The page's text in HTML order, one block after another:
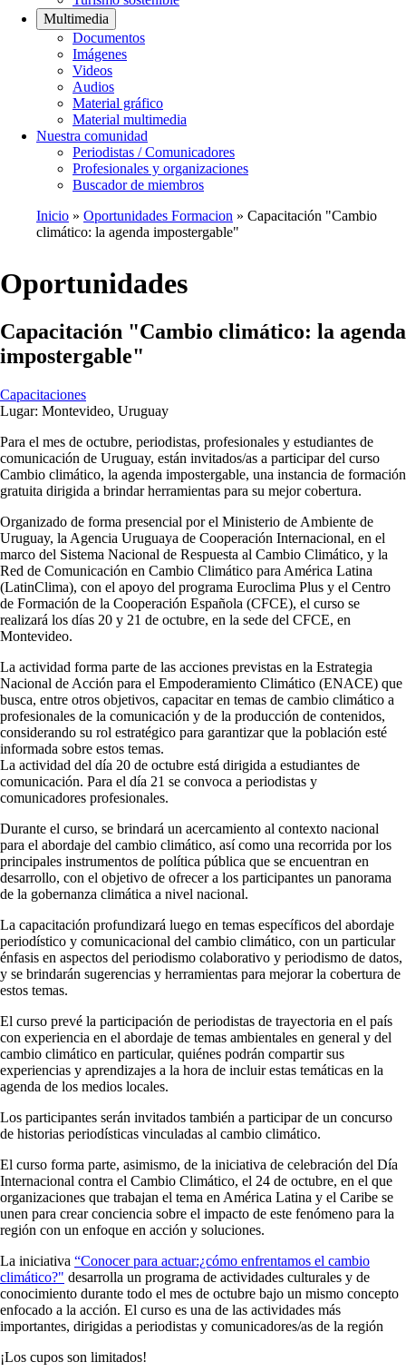
Multimedia
Documentos
Imágenes
Videos
Audios
Material gráfico
Material multimedia
Nuestra comunidad
Periodistas / Comunicadores
Profesionales y organizaciones
Buscador de miembros
Ruta
navegación
Inicio Oportunidades Formacion
Capacitación "Cambio
climático: la agenda impostergable"
Oportunidades
Capacitación "Cambio climático: la agenda
impostergable"
Capacitaciones
Lugar: Montevideo, Uruguay
Para el mes de octubre, periodistas, profesionales y estudiantes de
comunicación de Uruguay, están invitados/as a participar del curso
Cambio climático, la agenda impostergable, una instancia de formación
gratuita dirigida a brindar herramientas para su mejor cobertura.
Organizado de forma presencial por el Ministerio de Ambiente de
Uruguay, la Agencia Uruguaya de Cooperación Internacional, en el
marco del Sistema Nacional de Respuesta al Cambio Climático, y la
Red de Comunicación en Cambio Climático para América Latina
(LatinClima), con el apoyo del programa Euroclima Plus y el Centro
de Formación de la Cooperación Española (CFCE), el curso se
realizará los días 20 y 21 de octubre, en la sede del CFCE, en
Montevideo.
La actividad forma parte de las acciones previstas en la Estrategia
Nacional de Acción para el Empoderamiento Climático (ENACE) que
busca, entre otros objetivos, capacitar en temas de cambio climático a
profesionales de la comunicación y de la producción de contenidos,
considerando su rol estratégico para garantizar que la población esté
informada sobre estos temas.
La actividad del día 20 de octubre está dirigida a estudiantes de
comunicación. Para el día 21 se convoca a periodistas y
comunicadores profesionales.
Durante el curso, se brindará un acercamiento al contexto nacional
para el abordaje del cambio climático, así como una recorrida por los
principales instrumentos de política pública que se encuentran en
desarrollo, con el objetivo de ofrecer a los participantes un panorama
de la gobernanza climática a nivel nacional.
La capacitación profundizará luego en temas específicos del abordaje
periodístico y comunicacional del cambio climático, con un particular
énfasis en aspectos del periodismo colaborativo y periodismo de datos,
y se brindarán sugerencias y herramientas para mejorar la cobertura de
estos temas.
El curso prevé la participación de periodistas de trayectoria en el país
con experiencia en el abordaje de temas ambientales en general y del
cambio climático en particular, quiénes podrán compartir sus
experiencias y aprendizajes a la hora de incluir estas temáticas en la
agenda de los medios locales.
Los participantes serán invitados también a participar de un concurso
de historias periodísticas vinculadas al cambio climático.
El curso forma parte, asimismo, de la iniciativa de celebración del Día
Internacional contra el Cambio Climático, el 24 de octubre, en el que
organizaciones que trabajan el tema en América Latina y el Caribe se
unen para crear conciencia sobre el impacto de este fenómeno para la
región con un enfoque en acción y soluciones.
La iniciativa “Conocer para actuar:¿cómo enfrentamos el cambio
climático?" desarrolla un programa de actividades culturales y de
conocimiento durante todo el mes de octubre bajo un mismo concepto
enfocado a la acción. El curso es una de las actividades más
importantes, dirigidas a periodistas y comunicadores/as de la región
¡Los cupos son limitados!